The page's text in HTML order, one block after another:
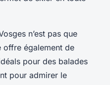
n’est pas que
offre également de
pour des balades
pour admirer le